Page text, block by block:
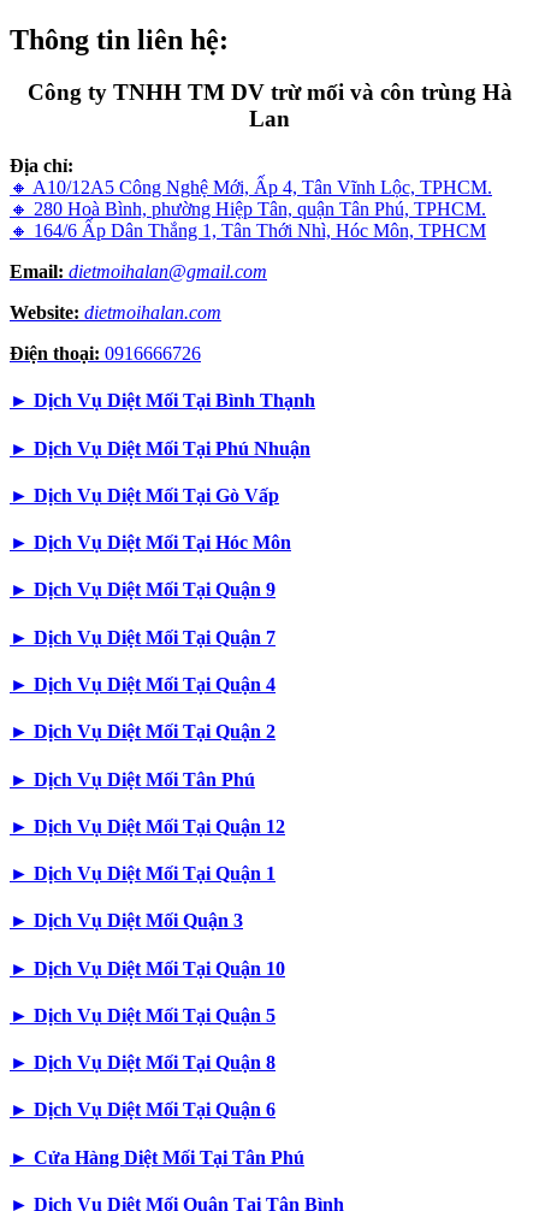
Thông tin liên hệ:
Công ty TNHH TM DV trừ mối và côn trùng Hà
Lan
Địa chỉ:
🔸 A10/12A5 Công Nghệ Mới, Ấp 4, Tân Vĩnh Lộc, TPHCM.
🔸 280 Hoà Bình, phường Hiệp Tân, quận Tân Phú, TPHCM.
🔸 164/6 Ấp Dân Thắng 1, Tân Thới Nhì, Hóc Môn, TPHCM
Email: dietmoihalan@gmail.com
Website: dietmoihalan.com
Điện thoại: 0916666726
► Dịch Vụ Diệt Mối Tại Bình Thạnh
► Dịch Vụ Diệt Mối Tại Phú Nhuận
► Dịch Vụ Diệt Mối Tại Gò Vấp
► Dịch Vụ Diệt Mối Tại Hóc Môn
► Dịch Vụ Diệt Mối Tại Quận 9
► Dịch Vụ Diệt Mối Tại Quận 7
► Dịch Vụ Diệt Mối Tại Quận 4
► Dịch Vụ Diệt Mối Tại Quận 2
► Dịch Vụ Diệt Mối Tân Phú
► Dịch Vụ Diệt Mối Tại Quận 12
► Dịch Vụ Diệt Mối Tại Quận 1
► Dịch Vụ Diệt Mối Quận 3
► Dịch Vụ Diệt Mối Tại Quận 10
► Dịch Vụ Diệt Mối Tại Quận 5
► Dịch Vụ Diệt Mối Tại Quận 8
► Dịch Vụ Diệt Mối Tại Quận 6
► Cửa Hàng Diệt Mối Tại Tân Phú
► Dịch Vụ Diệt Mối Quận Tại Tân Bình